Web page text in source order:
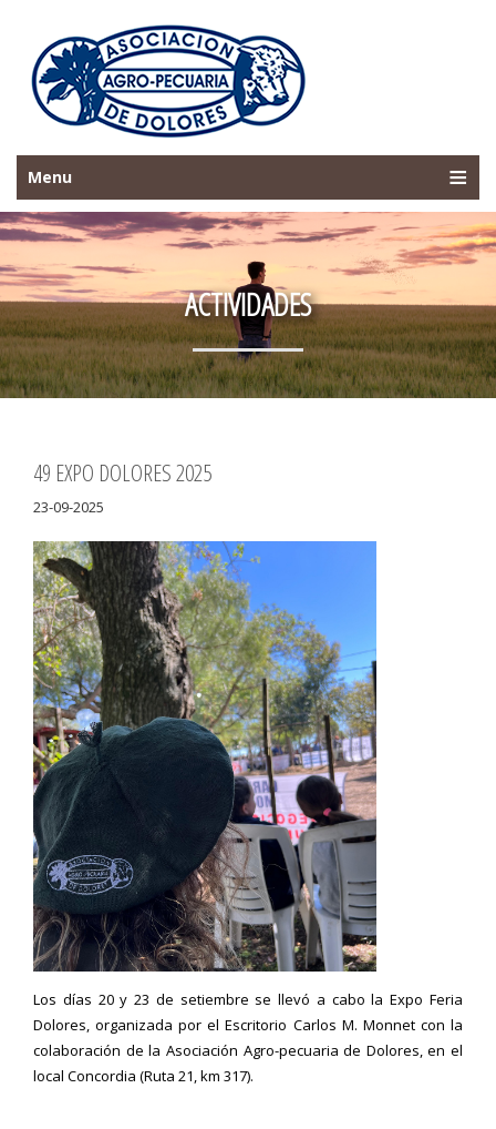
Menu
ACTIVIDADES
49 EXPO DOLORES 2025
23-09-2025
Los días 20 y 23 de setiembre se llevó a cabo la Expo Feria
Dolores, organizada por el Escritorio Carlos M. Monnet con la
colaboración de la Asociación Agro-pecuaria de Dolores, en el
local Concordia (Ruta 21, km 317).